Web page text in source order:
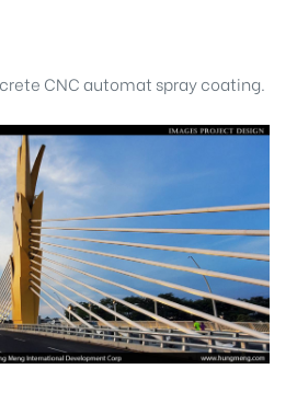
CNC automat spray coating.